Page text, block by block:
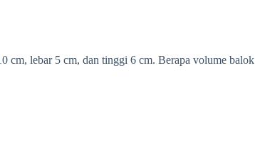
cm, lebar 5 cm, dan tinggi 6 cm. Berapa volume balok